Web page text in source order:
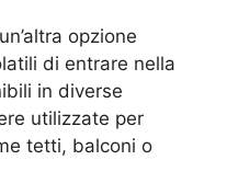
opzione
di entrare nella
in diverse
utilizzate per
tetti, balconi o